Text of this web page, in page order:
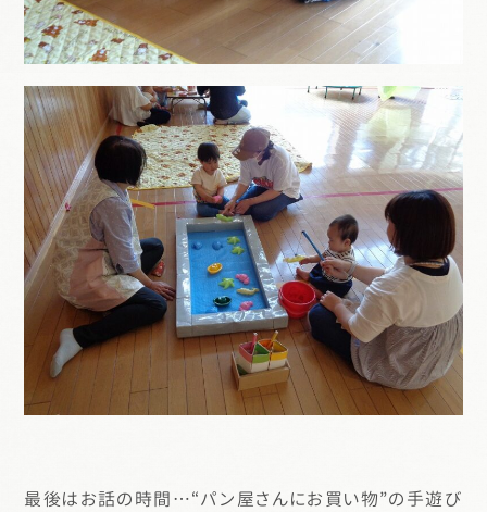
最後はお話の時間…“パン屋さんにお買い物”の手遊び